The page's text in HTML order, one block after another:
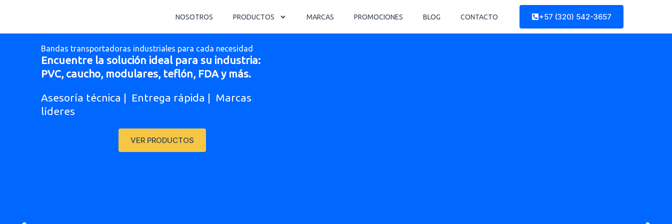
content
NOSOTROS PRODUCTOS MARCAS PROMOCIONES BLOG CONTACTO +57 (320) 542-3657
Bandas transportadoras industriales para cada necesidad
Encuentre la solución ideal para su industria:
PVC, caucho, modulares, teflón, FDA y más.
Asesoría técnica | Entrega rápida | Marcas
líderes
VER PRODUCTOS